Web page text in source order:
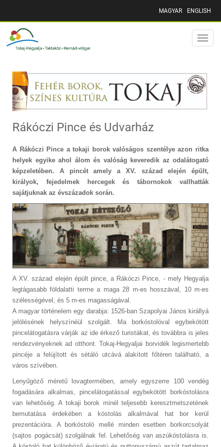
MAGYAR ENGLISH
Toggle
Rákóczi Pince és Udvarház
A Rákóczi Pince a tokaji borok valóságos szentélye azon ritka
helyek egyike ahol álom és valóság keveredik az odalátogató
képzeletében. A pincét amely a XV. század elején épült,
királyok, fejedelmek hercegek és tábornokok vallhatták
sajátjuknak az évszázadok során.
A XV. század elején épült pince, a Rákóczi Pince, - mely Hegyalja
legtágasabb földalatti terme a maga 28 m-es hosszával, 10 m-es
szélességével, és 5 m-es magasságával.
A magyar történelem egy darabja: 1526-ban Szapolyai János királlyá
jelölésének helyszínéül szolgált. Ma borkóstolóval egybekötött
pincelátogatásra várják az ide érkező turistákat, és továbbra is jeles
rendezvényeknek ad otthont. Tokaj-Hegyaljai borvidék legismertebb
pincéje a felújított és sétáló utcává alakított főtéren található, a
város szívében.
Lenyűgöző méretű lovagtermében, amely egyszerre 100 vendég
fogadására alkalmas, pincelátogatással egybekötött borkóstolásra
van lehetőség. A tokaji borok minél teljesebb keresztmetszetének
bemutatása érdekében a kóstolás alkalmával hat bor kerül
prezentációra. A borkóstoló mellé minden esetben borkorcsolyát
(sajtos pogácsát) szolgálnak fel. Lehetőség van aszúkóstolásra is.